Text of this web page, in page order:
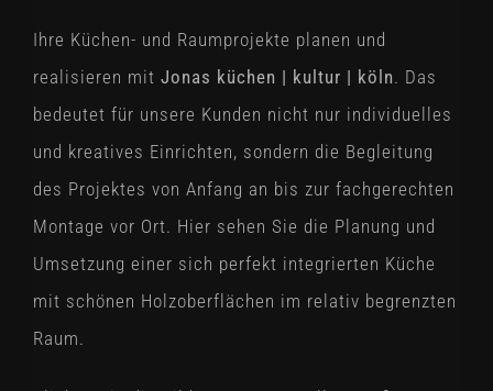
Ihre Küchen- und Raumprojekte planen und
realisieren mit Jonas küchen | kultur | köln. Das
bedeutet für unsere Kunden nicht nur individuelles
und kreatives Einrichten, sondern die Begleitung
des Projektes von Anfang an bis zur fachgerechten
Montage vor Ort. Hier sehen Sie die Planung und
Umsetzung einer sich perfekt integrierten Küche
mit schönen Holzoberflächen im relativ begrenzten
Raum.